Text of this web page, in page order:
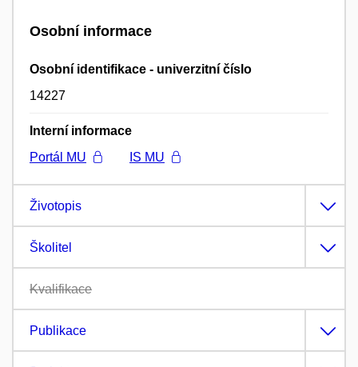
Osobní informace
Osobní identifikace - univerzitní číslo
14227
Interní informace
Portál MU
IS MU
Životopis
Školitel
Kvalifikace
Publikace